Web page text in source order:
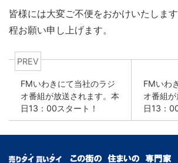
皆様には大変ご不便をおかけいたしま
程お願い申し上げます。
PREV
FMいわきにて当社のラジ
オ番組が放送されます。本
日13：00スタート！
FMいわ
オ番組
日13：